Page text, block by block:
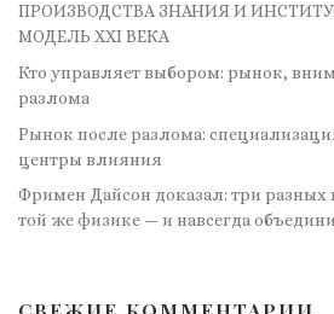
ПРОИЗВОДСТВА ЗНАНИЯ И
МОДЕЛЬ XXI ВЕКА
Кто управляет выбором: рынок,
разлома
Рынок после разлома:
центры влияния
Фримен Дайсон доказал: три разных
той же физике — и навсегда